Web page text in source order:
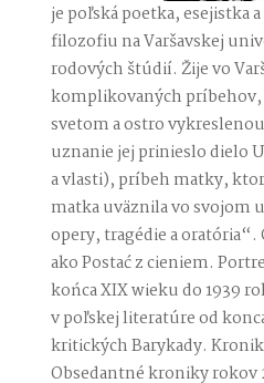
je poľská poetka, esejistka
filozofiu na Varšavskej
rodových štúdií. Žije vo
komplikovaných
svetom a ostro
uznanie jej prinieslo dielo
a vlasti), príbeh matky,
matka uväznila vo svojom
opery, tragédie a
ako Postać z cieniem.
końca XIX wieku do 1939
v poľskej literatúre od
kritických Barykady.
Obsedantné kroniky rokov